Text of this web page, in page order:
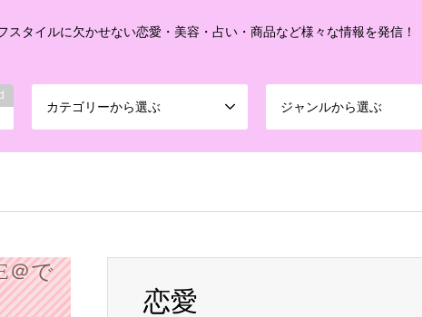
スタイルに欠かせない恋愛・美容・占い・商品など様々な情報を発信！
カテゴリーから選ぶ ジャンルから選ぶ
恋愛
＠で